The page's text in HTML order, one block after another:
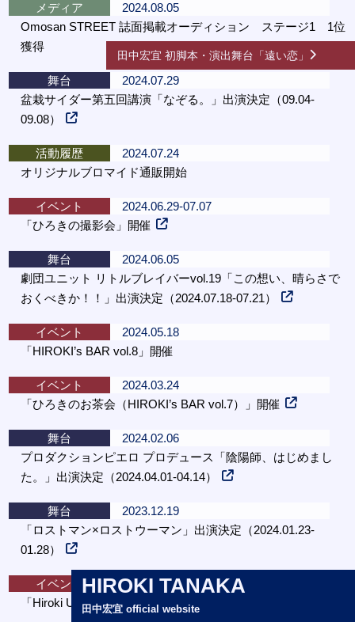
HIROKI TANAKA
田中宏宜 official website
田中宏宜 初脚本・演出舞台「遠い恋」
メディア
2024.08.05
Omosan STREET 誌面掲載オーディション ステージ1 1位
獲得
舞台
2024.07.29
盆栽サイダー第五回講演「なぞる。」出演決定（09.04-
09.08）
活動履歴
2024.07.24
オリジナルブロマイド通販開始
イベント
2024.06.29-07.07
「ひろきの撮影会」開催
舞台
2024.06.05
劇団ユニット リトルブレイバーvol.19「この想い、晴らさで
おくべきか！！」出演決定（2024.07.18-07.21）
イベント
2024.05.18
「HIROKI’s BAR vol.8」開催
イベント
2024.03.24
「ひろきのお茶会（HIROKI’s BAR vol.7）」開催
舞台
2024.02.06
プロダクションピエロ プロデュース「陰陽師、はじめまし
た。」出演決定（2024.04.01-04.14）
舞台
2023.12.19
「ロストマン×ロストウーマン」出演決定（2024.01.23-
01.28）
イベント
2023.11.04
「Hiroki Umareta Day 2023」開催